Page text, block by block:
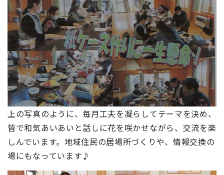
上の写真のように、毎月工夫を凝らしてテーマを決め、
皆で和気あいあいと話しに花を咲かせながら、交流を楽
しんでいます。地域住民の居場所づくりや、情報交換の
場にもなっています♪